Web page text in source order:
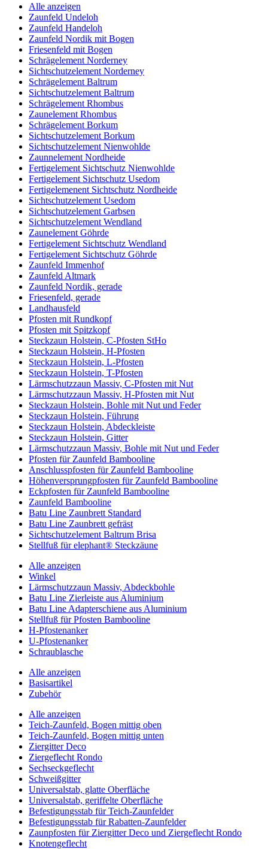
Alle anzeigen
Zaunfeld Undeloh
Zaunfeld Handeloh
Zaunfeld Nordik mit Bogen
Friesenfeld mit Bogen
Schrägelement Norderney
Sichtschutzelement Norderney
Schrägelement Baltrum
Sichtschutzelement Baltrum
Schrägelement Rhombus
Zaunelement Rhombus
Schrägelement Borkum
Sichtschutzelement Borkum
Sichtschutzelement Nienwohlde
Zaunnelement Nordheide
Fertigelement Sichtschutz Nienwohlde
Fertigelement Sichtschutz Usedom
Fertigelemenent Sichtschutz Nordheide
Sichtschutzelement Usedom
Sichtschutzelement Garbsen
Sichtschutzelement Wendland
Zaunelement Göhrde
Fertigelement Sichtschutz Wendland
Fertigelement Sichtschutz Göhrde
Zaunfeld Immenhof
Zaunfeld Altmark
Zaunfeld Nordik, gerade
Friesenfeld, gerade
Landhausfeld
Pfosten mit Rundkopf
Pfosten mit Spitzkopf
Steckzaun Holstein, C-Pfosten StHo
Steckzaun Holstein, H-Pfosten
Steckzaun Holstein, L-Pfosten
Steckzaun Holstein, T-Pfosten
Lärmschutzzaun Massiv, C-Pfosten mit Nut
Lärmschutzzaun Massiv, H-Pfosten mit Nut
Steckzaun Holstein, Bohle mit Nut und Feder
Steckzaun Holstein, Führung
Steckzaun Holstein, Abdeckleiste
Steckzaun Holstein, Gitter
Lärmschutzzaun Massiv, Bohle mit Nut und Feder
Pfosten für Zaunfeld Bambooline
Anschlusspfosten für Zaunfeld Bambooline
Höhenversprungpfosten für Zaunfeld Bambooline
Eckpfosten für Zaunfeld Bambooline
Zaunfeld Bambooline
Batu Line Zaunbrett Standard
Batu Line Zaunbrett gefräst
Sichtschutzelement Baltrum Brisa
Stellfuß für elephant® Steckzäune
Alle anzeigen
Winkel
Lärmschutzzaun Massiv, Abdeckbohle
Batu Line Zierleiste aus Aluminium
Batu Line Adapterschiene aus Aluminium
Stellfuß für Pfosten Bambooline
H-Pfostenanker
U-Pfostenanker
Schraublasche
Alle anzeigen
Basisartikel
Zubehör
Alle anzeigen
Teich-Zaunfeld, Bogen mittig oben
Teich-Zaunfeld, Bogen mittig unten
Ziergitter Deco
Ziergeflecht Rondo
Sechseckgeflecht
Schweißgitter
Universalstab, glatte Oberfläche
Universalstab, geriffelte Oberfläche
Befestigungsstab für Teich-Zaunfelder
Befestigungsstab für Rabatten-Zaunfelder
Zaunpfosten für Ziergitter Deco und Ziergeflecht Rondo
Knotengeflecht